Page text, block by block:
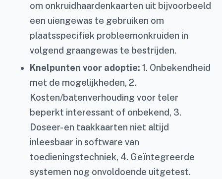
om onkruidhaardenkaarten uit bijvoorbeeld
een uiengewas te gebruiken om
plaatsspecifiek probleemonkruiden in
volgend graangewas te bestrijden.
Knelpunten voor adoptie: 1. Onbekendheid
met de mogelijkheden, 2.
Kosten/batenverhouding voor teler
beperkt interessant of onbekend, 3.
Doseer- en taakkaarten niet altijd
inleesbaar in software van
toedieningstechniek, 4. Geïntegreerde
systemen nog onvoldoende uitgetest.